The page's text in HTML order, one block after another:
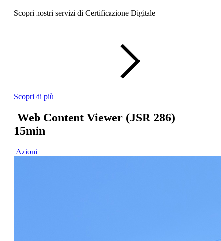
Scopri nostri servizi di Certificazione Digitale
Scopri di più
Web Content Viewer (JSR 286)
15min
Azioni